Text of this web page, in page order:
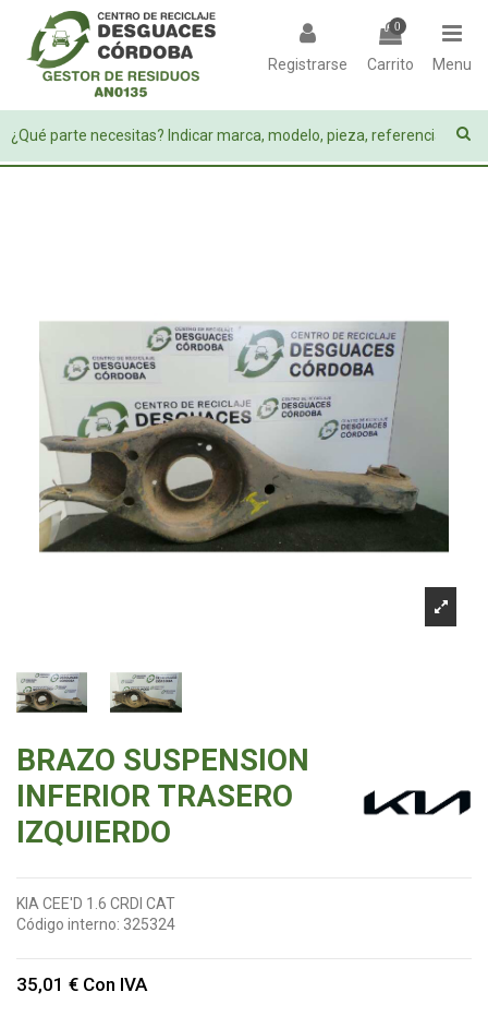
Registrarse
0
Carrito Menu
BRAZO SUSPENSION
INFERIOR TRASERO
IZQUIERDO
KIA CEE'D 1.6 CRDI CAT
Código interno: 325324
35,01 € Con IVA